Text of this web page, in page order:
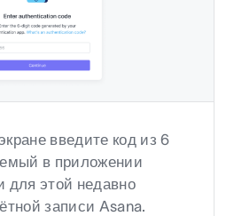
введите код из 6
в приложении
для этой недавно
записи Asana.